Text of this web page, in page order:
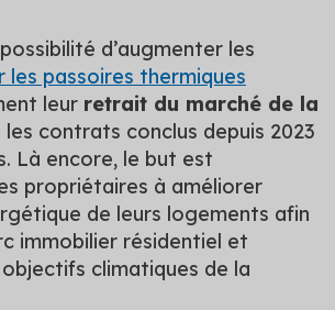
d’augmenter les
les passoires thermiques
leur retrait du marché de la
les contrats conclus depuis 2023
Là encore, le but est
propriétaires à améliorer
de leurs logements afin
immobilier résidentiel et
climatiques de la